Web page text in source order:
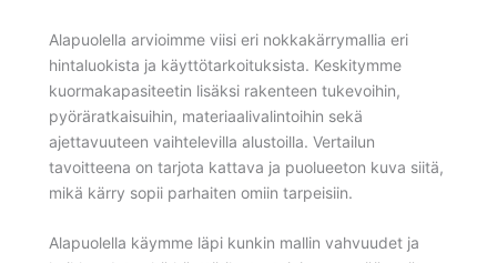
Alapuolella arvioimme viisi eri nokkakärrymallia eri
hintaluokista ja käyttötarkoituksista. Keskitymme
kuormakapasiteetin lisäksi rakenteen tukevoihin,
pyöräratkaisuihin, materiaalivalintoihin sekä
ajettavuuteen vaihtelevilla alustoilla. Vertailun
tavoitteena on tarjota kattava ja puolueeton kuva siitä,
mikä kärry sopii parhaiten omiin tarpeisiin.
Alapuolella käymme läpi kunkin mallin vahvuudet ja